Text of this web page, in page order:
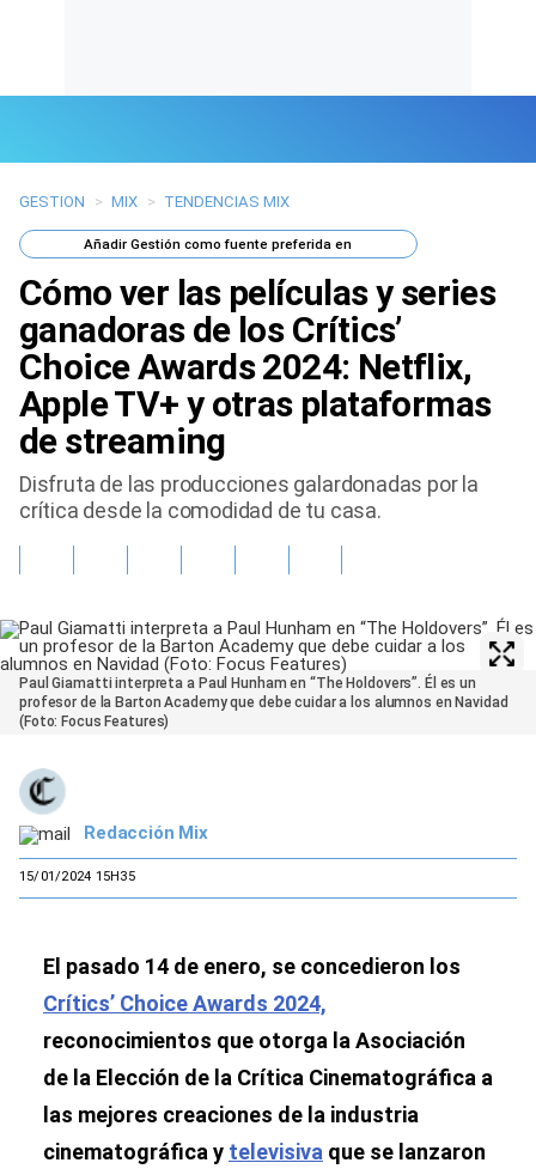
Últimas Noticias
Mi Bolsillo
Respuestas
Gente
Vida Laboral
Tendencias Mix
GESTION > MIX > TENDENCIAS MIX
AñadirGestión como fuente preferida en
Cómo ver las películas y series
ganadoras de los Crítics’
Choice Awards 2024: Netflix,
Apple TV+ y otras plataformas
de streaming
Disfruta de las producciones galardonadas por la
crítica desde la comodidad de tu casa.
Paul Giamatti interpreta a Paul Hunham en “The Holdovers”. Él es un
profesor de la Barton Academy que debe cuidar a los alumnos en Navidad
(Foto: Focus Features)
Redacción Mix
15/01/2024 15H35
El pasado 14 de enero, se concedieron los
Crítics’ Choice Awards 2024,
reconocimientos que otorga la Asociación
de la Elección de la Crítica Cinematográfica a
las mejores creaciones de la industria
cinematográfica y televisiva que se lanzaron